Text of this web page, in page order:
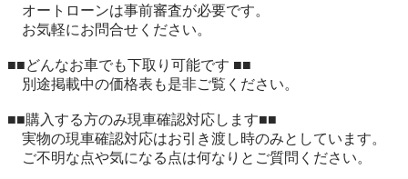
オートローンは事前審査が必要です。
お気軽にお問合せください。
■■どんなお車でも下取り可能です ■■
別途掲載中の価格表も是非ご覧ください。
■■購入する方のみ現車確認対応します■■
実物の現車確認対応はお引き渡し時のみとしています。
ご不明な点や気になる点は何なりとご質問ください。